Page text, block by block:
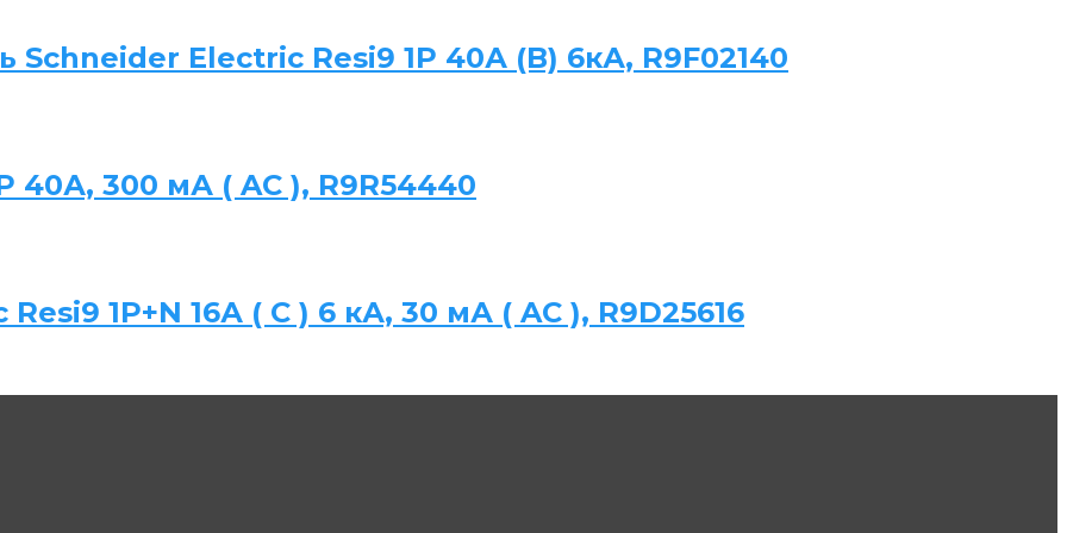
Electric Resi9 1P 40А (B) 6кА, R9F02140
40А, 300 мА ( AC ), R9R54440
1P+N 16А ( C ) 6 кА, 30 мА ( AC ), R9D25616